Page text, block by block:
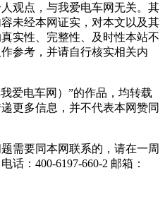
观点，与我爱电车网无关。其
未经本网证实，对本文以及其
实性、完整性、及时性本站不
参考，并请自行核实相关内
爱电车网）”的作品，均转载
更多信息，并不代表本网赞同
需要同本网联系的，请在一周
话：400-6197-660-2 邮箱：